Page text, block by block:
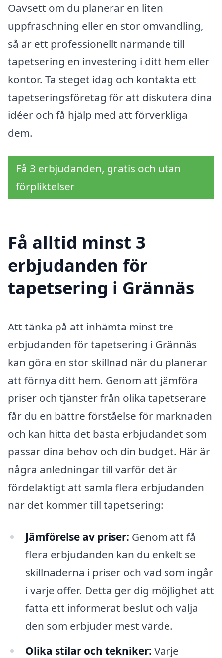
Oavsett om du planerar en liten
uppfräschning eller en stor omvandling,
så är ett professionellt närmande till
tapetsering en investering i ditt hem eller
kontor. Ta steget idag och kontakta ett
tapetseringsföretag för att diskutera dina
idéer och få hjälp med att förverkliga
dem.
Få 3 erbjudanden, gratis och utan
förpliktelser
Få alltid minst 3
erbjudanden för
tapetsering i Grännäs
Att tänka på att inhämta minst tre
erbjudanden för tapetsering i Grännäs
kan göra en stor skillnad när du planerar
att förnya ditt hem. Genom att jämföra
priser och tjänster från olika tapetserare
får du en bättre förståelse för marknaden
och kan hitta det bästa erbjudandet som
passar dina behov och din budget. Här är
några anledningar till varför det är
fördelaktigt att samla flera erbjudanden
när det kommer till tapetsering:
Jämförelse av priser: Genom att få
flera erbjudanden kan du enkelt se
skillnaderna i priser och vad som ingår
i varje offer. Detta ger dig möjlighet att
fatta ett informerat beslut och välja
den som erbjuder mest värde.
Olika stilar och tekniker: Varje